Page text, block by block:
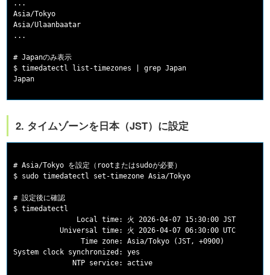
...
Asia/Tokyo
Asia/Ulaanbaatar
...
# Japanのみ表示
$ timedatectl list-timezones | grep Japan
2. タイムゾーンを日本（JST）に設定
# Asia/Tokyo を設定（rootまたはsudoが必要）
$ sudo timedatectl set-timezone Asia/Tokyo
# 設定後に確認
$ timedatectl
               Local time: 火 2026-04-07 15:30:00 JST
           Universal time: 火 2026-04-07 06:30:00 UTC
                Time zone: Asia/Tokyo (JST, +0900)
System clock synchronized: yes